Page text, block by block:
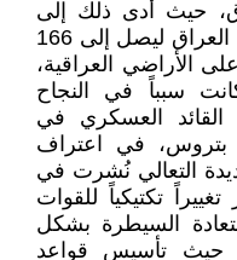
حيث أدى ذلك إلى
تضخيم عدد الجنود الأمريكيين في العراق ليصل إلى 166
على الأراضي العراقية،
سبباً في النجاح
العسكري في
بتروس، في اعتراف
التعالي نُشرت في
تغييراً تكتيكياً للقوات
ألا وهو استعادة السيطرة بشكل
حيث تأسيس قواعد